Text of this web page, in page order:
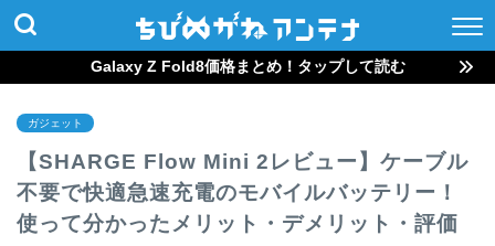
Galaxy Z Fold8価格まとめ！タップして読む
ガジェット
【SHARGE Flow Mini 2レビュー】ケーブル
不要で快適急速充電のモバイルバッテリー！
使って分かったメリット・デメリット・評価